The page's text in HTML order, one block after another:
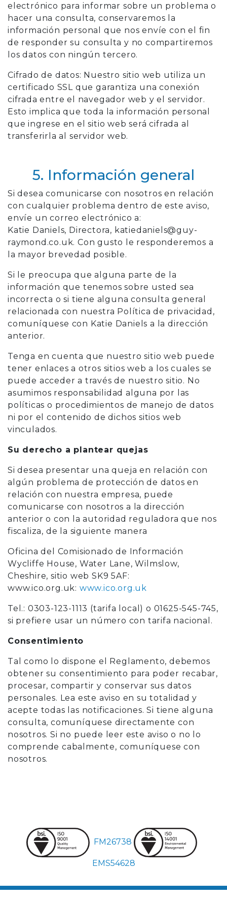
electrónico para informar sobre un problema o
hacer una consulta, conservaremos la
información personal que nos envíe con el fin
de responder su consulta y no compartiremos
los datos con ningún tercero.
Cifrado de datos: Nuestro sitio web utiliza un
certificado SSL que garantiza una conexión
cifrada entre el navegador web y el servidor.
Esto implica que toda la información personal
que ingrese en el sitio web será cifrada al
transferirla al servidor web.
5. Información general
Si desea comunicarse con nosotros en relación
con cualquier problema dentro de este aviso,
envíe un correo electrónico a:
Katie Daniels, Directora, katiedaniels@guy-
raymond.co.uk. Con gusto le responderemos a
la mayor brevedad posible.
Si le preocupa que alguna parte de la
información que tenemos sobre usted sea
incorrecta o si tiene alguna consulta general
relacionada con nuestra Política de privacidad,
comuníquese con Katie Daniels a la dirección
anterior.
Tenga en cuenta que nuestro sitio web puede
tener enlaces a otros sitios web a los cuales se
puede acceder a través de nuestro sitio. No
asumimos responsabilidad alguna por las
políticas o procedimientos de manejo de datos
ni por el contenido de dichos sitios web
vinculados.
Su derecho a plantear quejas
Si desea presentar una queja en relación con
algún problema de protección de datos en
relación con nuestra empresa, puede
comunicarse con nosotros a la dirección
anterior o con la autoridad reguladora que nos
fiscaliza, de la siguiente manera
Oficina del Comisionado de Información
Wycliffe House, Water Lane, Wilmslow,
Cheshire, sitio web SK9 5AF:
www.ico.org.uk: www.ico.org.uk
Tel.: 0303-123-1113 (tarifa local) o 01625-545-745,
si prefiere usar un número con tarifa nacional.
Consentimiento
Tal como lo dispone el Reglamento, debemos
obtener su consentimiento para poder recabar,
procesar, compartir y conservar sus datos
personales. Lea este aviso en su totalidad y
acepte todas las notificaciones. Si tiene alguna
consulta, comuníquese directamente con
nosotros. Si no puede leer este aviso o no lo
comprende cabalmente, comuníquese con
nosotros.
FM26738
EMS54628